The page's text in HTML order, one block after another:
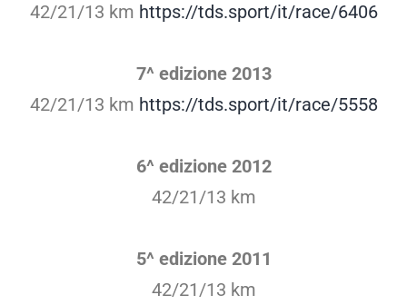
42/21/13 km https://tds.sport/it/race/6406
7^ edizione 2013
42/21/13 km https://tds.sport/it/race/5558
6^ edizione 2012
42/21/13 km
5^ edizione 2011
42/21/13 km